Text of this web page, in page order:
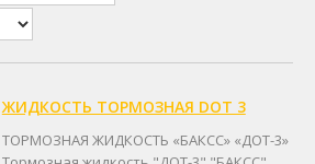
ЖИДКОСТЬ ТОРМОЗНАЯ DOT 3
ТОРМОЗНАЯ ЖИДКОСТЬ «БАКСС» «ДОТ-3»